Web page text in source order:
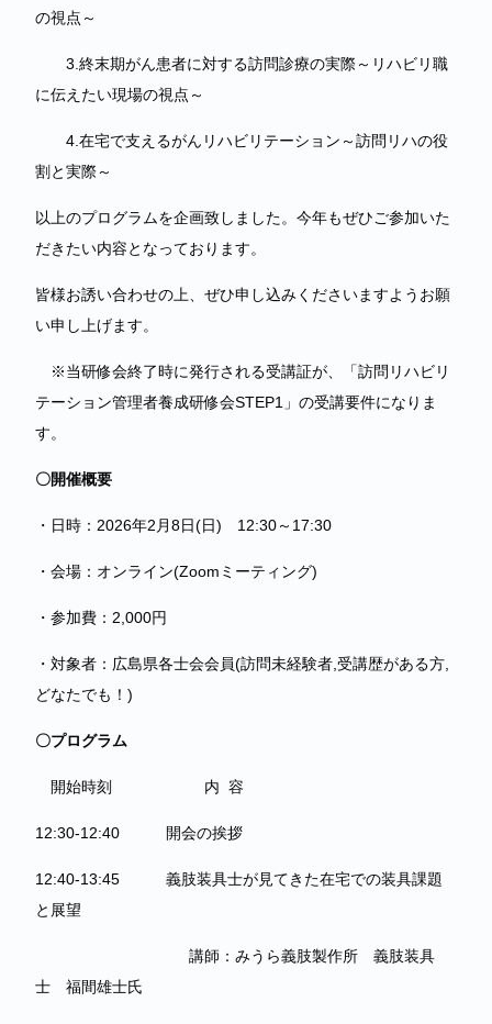
の視点～
3.終末期がん患者に対する訪問診療の実際～リハビリ職
に伝えたい現場の視点～
4.在宅で支えるがんリハビリテーション～訪問リハの役
割と実際～
以上のプログラムを企画致しました。今年もぜひご参加いた
だきたい内容となっております。
皆様お誘い合わせの上、ぜひ申し込みくださいますようお願
い申し上げます。
※当研修会終了時に発行される受講証が、「訪問リハビリ
テーション管理者養成研修会STEP1」の受講要件になりま
す。
〇開催概要
・日時：2026年2月8日(日) 12:30～17:30
・会場：オンライン(Zoomミーティング)
・参加費：2,000円
・対象者：広島県各士会会員(訪問未経験者,受講歴がある方,
どなたでも！)
〇プログラム
開始時刻 内 容
12:30-12:40 開会の挨拶
12:40-13:45 義肢装具士が見てきた在宅での装具課題
と展望
講師：みうら義肢製作所 義肢装具
士 福間雄士氏